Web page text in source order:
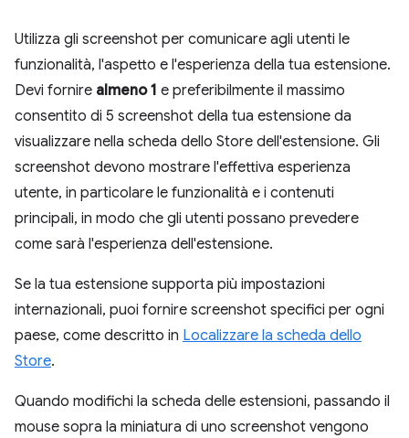
Utilizza gli screenshot per comunicare agli utenti le
funzionalità, l'aspetto e l'esperienza della tua estensione.
Devi fornire almeno 1 e preferibilmente il massimo
consentito di 5 screenshot della tua estensione da
visualizzare nella scheda dello Store dell'estensione. Gli
screenshot devono mostrare l'effettiva esperienza
utente, in particolare le funzionalità e i contenuti
principali, in modo che gli utenti possano prevedere
come sarà l'esperienza dell'estensione.
Se la tua estensione supporta più impostazioni
internazionali, puoi fornire screenshot specifici per ogni
paese, come descritto in Localizzare la scheda dello
Store.
Quando modifichi la scheda delle estensioni, passando il
mouse sopra la miniatura di uno screenshot vengono